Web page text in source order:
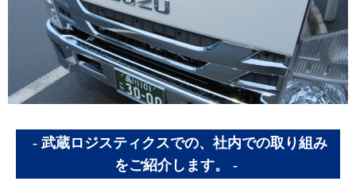
武蔵ロジスティクスでの、社内での取り組み
をご紹介します。